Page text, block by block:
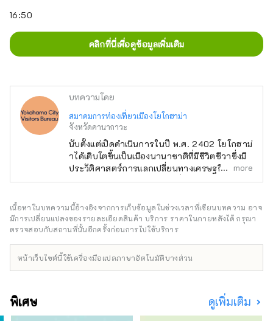
16:50
คลิกที่นี่เพื่อดูข้อมูลเพิ่มเติม
บทความโดย
สมาคมการท่องเที่ยวเมืองโยโกฮาม่า
จังหวัดคานากาวะ
นับตั้งแต่เปิดดำเนินการในปี พ.ศ. 2402 โยโกฮาม่
าได้เติบโตขึ้นเป็นเมืองนานาชาติที่มีชีวิตชีวาซึ่งมี
ประวัติศาสตร์การแลกเปลี่ยนทางเศรษฐกิจและ
วัฒนธรรมเป็นประตูสู่ประเทศอื่นๆ มีจุดต่างๆ
ท่าเรือ และเป็นเมืองท่าเปิดที่เรือโดยสารต่างชาติ
จำนวนมากยังคงเข้าออกอยู่ นอกจากนี้ยังเป็น
เมืองที่มีการเปลี่ยนแปลงและพัฒนาอยู่ตลอดเวลา
ระหว่างการพัฒนาพร้อมสิ่งอำนวยความสะดวกที่
ในเมืองที่ซับซ้อนและพื้นที่ชานเมืองสีเขียวอัน
งดงาม!
more
เนื้อหาในบทความนี้อ้างอิงจากการเก็บข้อมูลในช่วงเวลาที่เขียนบทความ อาจ
มีการเปลี่ยนแปลงของรายละเอียดสินค้า บริการ ราคาในภายหลังได้ กรุณา
ตรวจสอบกับสถานที่นั้นอีกครั้งก่อนการไปใช้บริการ
หน้าเว็บไซต์นี้ใช้เครื่องมือแปลภาษาอัตโนมัติบางส่วน
พิเศษ ดูเพิ่มเติม